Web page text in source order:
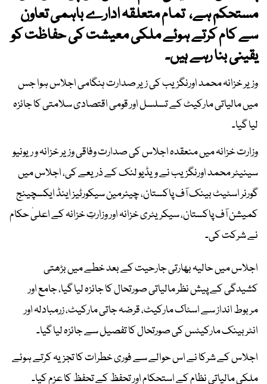
مستحکم ہے، تمام متعلقہ ادارے باہمی تعاون
سے کام کرتے ہوئے ملکی معیشت کی حفاظت کو
یقینی بنا رہے ہیں۔
وزیر خزانہ محمد اورنگزیب کی زیر صدارت ہنگامی اجلاس ہوا جس
میں مالیاتی مارکیٹ کے تسلسل اور قومی اقتصادی سلامتی کا جائزہ
لیا گیا۔
وزارت خزانہ میں منعقدہ اجلاس کی صدارت وفاقی وزیر خزانہ و ریونیو
سینیٹر محمد اورنگزیب نے ویڈیو لنک کے ذریعے کی، اجلاس میں
گورنر اسٹیٹ بینک آف پاکستان، چیئرمین سیکورٹیز اینڈ ایکسچینج
کمیشن آف پاکستان، سیکریٹری خزانہ اور وزارتِ خزانہ کے اعلیٰ حکام
نے شرکت کی۔
اجلاس میں حالیہ بھارتی جارحیت کے بعد خطے میں بڑھتی
کشیدگی کے پیش نظر مالیاتی صورتحال کا جائزہ لیا گیا، جامع اور
مربوط انداز سے اسٹاک مارکیٹ، قرضہ جاتی مارکیٹ، زرمبادلہ اور
انٹربینک مارکیٹس کی صورتحال کا تفصیل سے جائزہ لیا گیا۔
اجلاس کے شرکا نے اس حوالے سے فوری خطرات کا تجزیہ کرتے ہوئے
ملکی مالیاتی نظام کے استحکام اور تحفظ کے تحفظ کا عزم کیا۔